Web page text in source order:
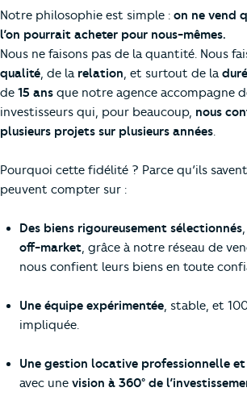
Notre philosophie est simple : on ne vend
l’on pourrait acheter pour nous-mêmes.
Nous ne faisons pas de la quantité. Nous
qualité , de la relation , et surtout de la
de 15 ans que notre agence accompagne
investisseurs qui, pour beaucoup, nous
plusieurs projets sur plusieurs années
Pourquoi cette fidélité ? Parce qu’ils
peuvent compter sur :
Des biens rigoureusement sélectionnés
off-market , grâce à notre réseau de
nous confient leurs biens en toute
Une équipe expérimentée , stable, et
impliquée.
Une gestion locative professionnelle
avec une vision à 360° de